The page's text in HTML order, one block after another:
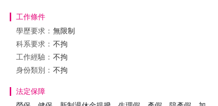
工作條件
學歷要求： 無限制
科系要求： 不拘
工作經驗： 不拘
身份類別： 不拘
法定保障